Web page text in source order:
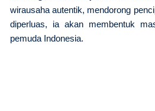
wirausaha autentik, mendorong
diperluas, ia akan membentuk
pemuda Indonesia.